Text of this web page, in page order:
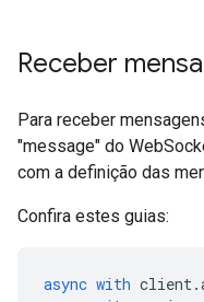
Receber
Para receber
"message" do
com a definição das
Confira estes guias:
async with client.